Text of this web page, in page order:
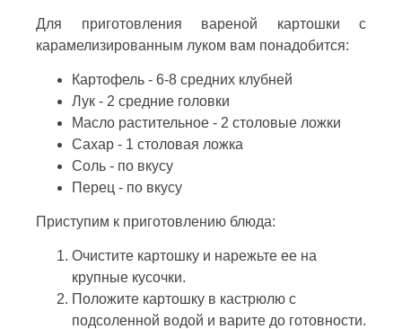
Для приготовления вареной картошки с
карамелизированным луком вам понадобится:
Картофель - 6-8 средних клубней
Лук - 2 средние головки
Масло растительное - 2 столовые ложки
Сахар - 1 столовая ложка
Соль - по вкусу
Перец - по вкусу
Приступим к приготовлению блюда:
Очистите картошку и нарежьте ее на
крупные кусочки.
Положите картошку в кастрюлю с
подсоленной водой и варите до готовности.